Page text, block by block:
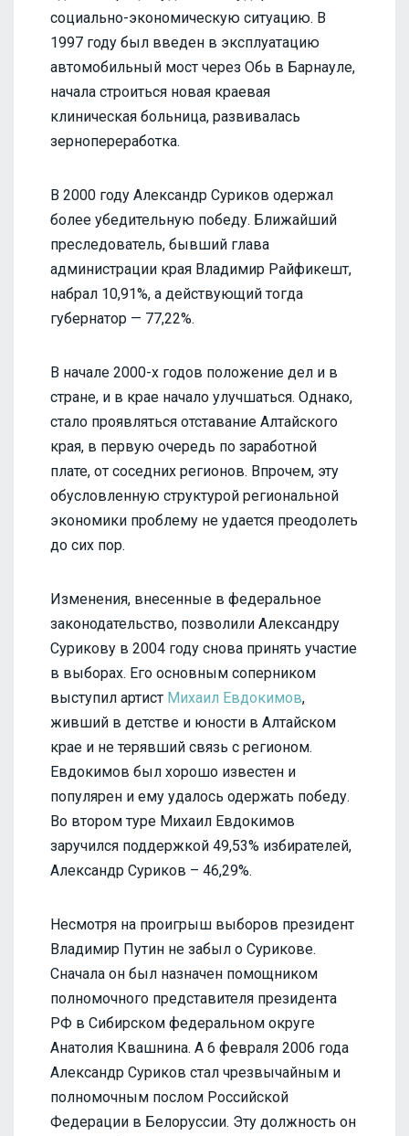
социально-экономическую ситуацию. В
1997 году был введен в эксплуатацию
автомобильный мост через Обь в Барнауле,
начала строиться новая краевая
клиническая больница, развивалась
зернопереработка.
В 2000 году Александр Суриков одержал
более убедительную победу. Ближайший
преследователь, бывший глава
администрации края Владимир Райфикешт,
набрал 10,91%, а действующий тогда
губернатор — 77,22%.
В начале 2000-х годов положение дел и в
стране, и в крае начало улучшаться. Однако,
стало проявляться отставание Алтайского
края, в первую очередь по заработной
плате, от соседних регионов. Впрочем, эту
обусловленную структурой региональной
экономики проблему не удается преодолеть
до сих пор.
Изменения, внесенные в федеральное
законодательство, позволили Александру
Сурикову в 2004 году снова принять участие
в выборах. Его основным соперником
выступил артист Михаил Евдокимов,
живший в детстве и юности в Алтайском
крае и не терявший связь с регионом.
Евдокимов был хорошо известен и
популярен и ему удалось одержать победу.
Во втором туре Михаил Евдокимов
заручился поддержкой 49,53% избирателей,
Александр Суриков – 46,29%.
Несмотря на проигрыш выборов президент
Владимир Путин не забыл о Сурикове.
Сначала он был назначен помощником
полномочного представителя президента
РФ в Сибирском федеральном округе
Анатолия Квашнина. А 6 февраля 2006 года
Александр Суриков стал чрезвычайным и
полномочным послом Российской
Федерации в Белоруссии. Эту должность он